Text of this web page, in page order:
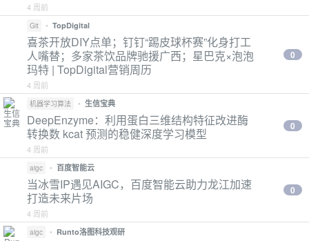
4 周前
Git • TopDigital
喜茶开放DIY点单；钉钉“踢皮球杯赛”化身打工
人嘴替；多家茶饮品牌驰援广西；星巴克×泡泡
玛特 | TopDigital营销周历
4 周前
0
机器学习算法 • 生信宝典
DeepEnzyme：利用蛋白三维结构特征改进酶
转换数 kcat 预测的稳健深度学习模型
4 周前
0
aigc • 百度智能云
当冰雪IP遇见AIGC，百度智能云助力龙江加速
打造未来片场
4 周前
0
aigc • Runto洛图科技观研